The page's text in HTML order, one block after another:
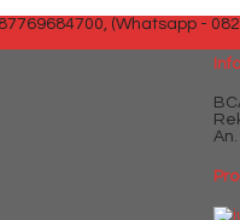
(Whatsapp -